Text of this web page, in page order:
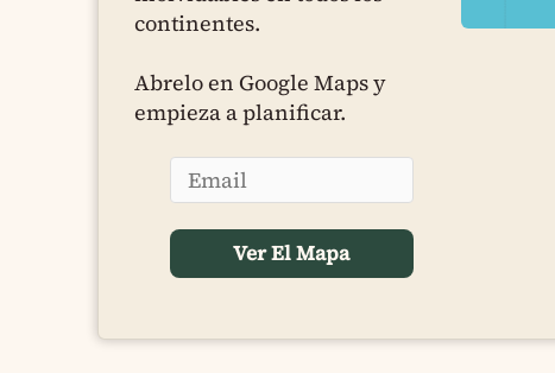
continentes.
Abrelo en Google Maps y
empieza a planificar.